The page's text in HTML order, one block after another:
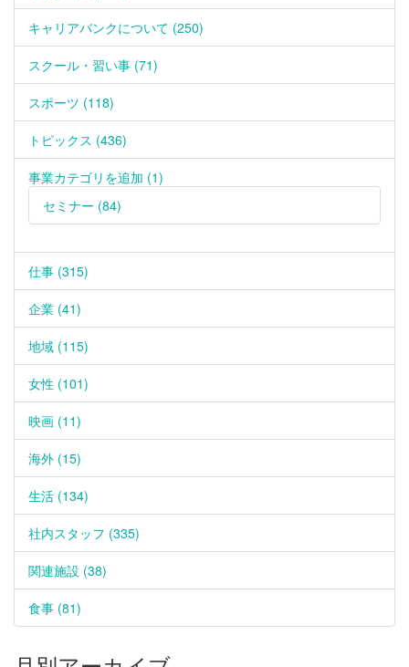
キャリアバンクについて (250)
スクール・習い事 (71)
スポーツ (118)
トピックス (436)
事業カテゴリを追加 (1)
セミナー (84)
仕事 (315)
企業 (41)
地域 (115)
女性 (101)
映画 (11)
海外 (15)
生活 (134)
社内スタッフ (335)
関連施設 (38)
食事 (81)